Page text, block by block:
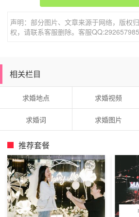
before meeting the right
one,so that when we finally meet the
how to be grateful.
们终于遇见心仪的人时，便应当心存感
3、When you are young, you may
experiences. But as time goes
whole life will not be
enough. You need time to know, to
this needs a very big
mind.——《初恋50次》
年轻的时候会想要谈很多次恋爱，但
声明：部分图片、文章来源于网络，版权
权，请联系客服删除。客服
相关栏目
求婚地点 求婚视频
求婚词 求婚图片
推荐套餐